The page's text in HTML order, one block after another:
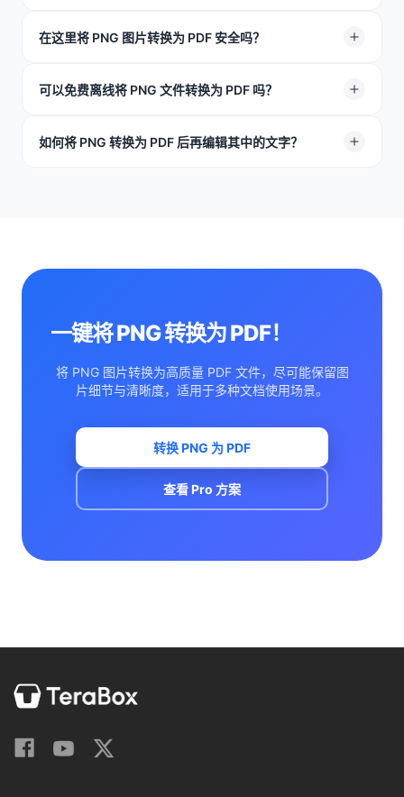
只需在手机端用 Safari 或 Chrome 打开页面，从相册上传
完成，无需下载 App。
在这里将 PNG 图片转换为 PDF 安全吗？
安全。文件传输过程会受到加密保护，转换完成后文件会
你的数据。
可以免费离线将 PNG 文件转换为 PDF 吗？
该工具需要联网使用。如需更多转换权益，可以升级至
如何将 PNG 转换为 PDF 后再编辑其中的文字？
一键将 PNG 转换为 PDF！
将 PNG 图片转换为高质量 PDF 文件，尽可能保留图
片细节与清晰度，适用于多种文档使用场景。
转换 PNG 为 PDF
查看 Pro 方案